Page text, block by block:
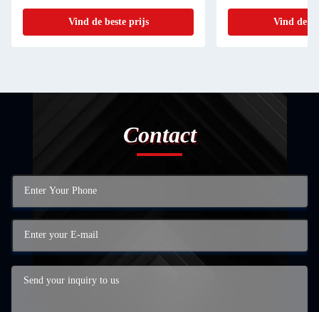
Vind de beste prijs Vind de
Contact